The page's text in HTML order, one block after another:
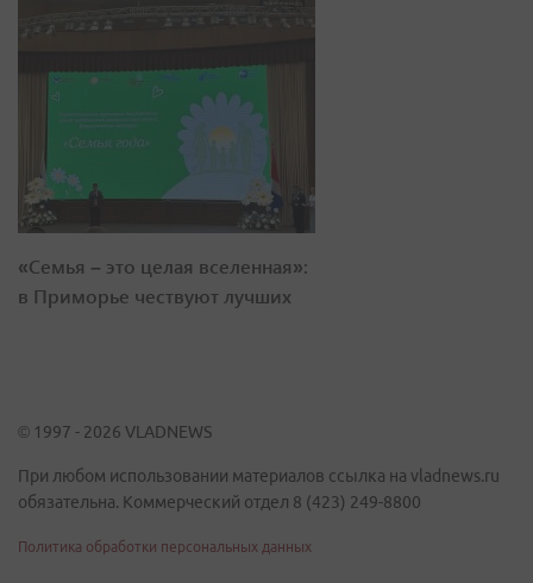
«Семья – это целая вселенная»:
в Приморье чествуют лучших
© 1997 - 2026 VLADNEWS
При любом использовании материалов ссылка на vladnews.ru
обязательна. Коммерческий отдел 8 (423) 249-8800
Политика обработки персональных данных